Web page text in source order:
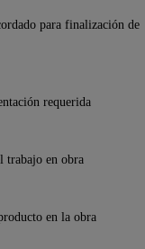
para finalización de
requerida
trabajo en obra
en la obra